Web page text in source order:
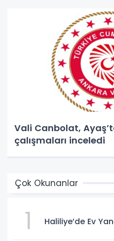
Vali Canbolat,
çalışmaları inceledi
Çok Okunanlar
1 Haliliye’de Ev